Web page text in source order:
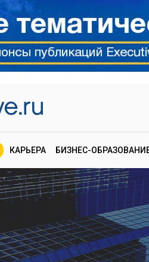
КАРЬЕРА БИЗНЕС-